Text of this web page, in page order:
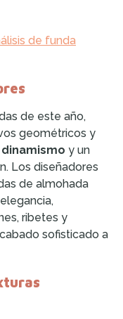
de funda
de este año,
geométricos y
y un
Los diseñadores
de almohada
ribetes y
sofisticado a